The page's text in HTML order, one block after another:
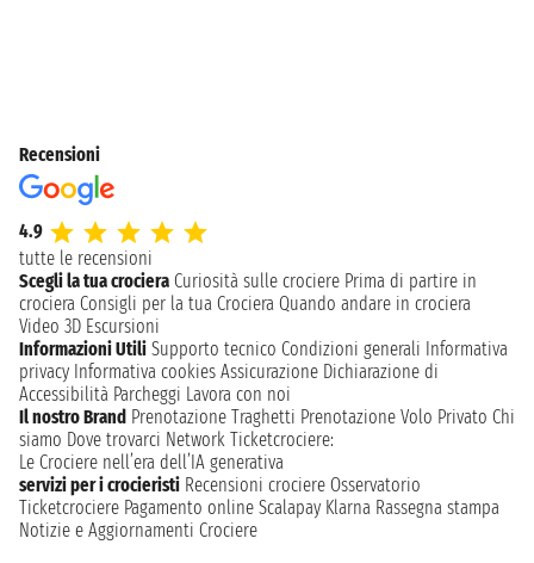
Recensioni
4.9
tutte le recensioni
Scegli la tua crociera Curiosità sulle crociere Prima di partire in
crociera Consigli per la tua Crociera Quando andare in crociera
Video 3D Escursioni
Informazioni Utili Supporto tecnico Condizioni generali Informativa
privacy Informativa cookies Assicurazione Dichiarazione di
Accessibilità Parcheggi Lavora con noi
Il nostro Brand Prenotazione Traghetti Prenotazione Volo Privato Chi
siamo Dove trovarci Network Ticketcrociere:
Le Crociere nell’era dell’IA generativa
servizi per i crocieristi Recensioni crociere Osservatorio
Ticketcrociere Pagamento online Scalapay Klarna Rassegna stampa
Notizie e Aggiornamenti Crociere